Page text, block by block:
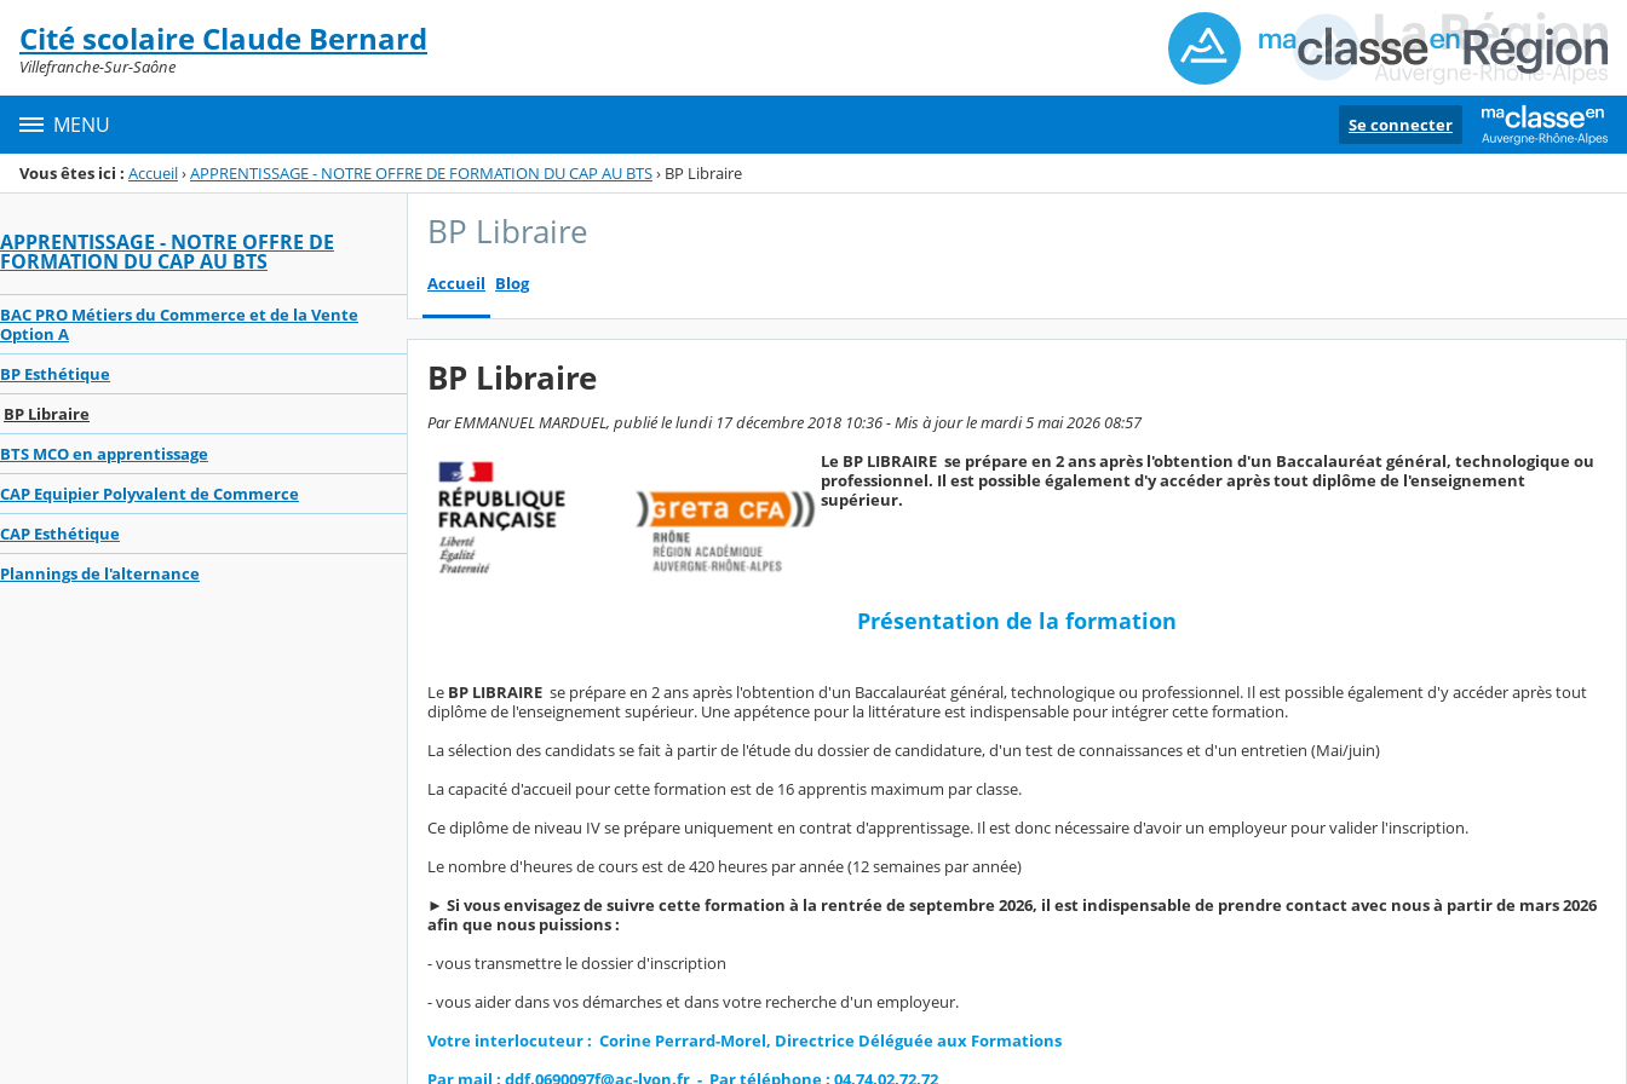
Menu de la rubrique
Contenu
Cité scolaire Claude Bernard
Villefranche-Sur-Saône
MENU Se connecter
Vous êtes ici : Accueil›APPRENTISSAGE - NOTRE OFFRE DE FORMATION DU CAP AU BTS› BP Libraire
APPRENTISSAGE - NOTRE OFFRE DE
FORMATION DU CAP AU BTS
BAC PRO Métiers du Commerce et de la Vente
Option A
BP Esthétique
BP Libraire
BTS MCO en apprentissage
CAP Equipier Polyvalent de Commerce
CAP Esthétique
Plannings de l'alternance
BP Libraire
Accueil Blog
BP Libraire
Par EMMANUEL MARDUEL, publié le lundi 17 décembre 2018 10:36 - Mis à jour le mardi 5 mai 2026 08:57
Le BP LIBRAIRE se prépare en 2 ans après l'obtention d'un Baccalauréat général, technologique ou
professionnel. Il est possible également d'y accéder après tout diplôme de l'enseignement
supérieur.
Présentation de la formation
Le BP LIBRAIRE se prépare en 2 ans après l'obtention d'un Baccalauréat général, technologique ou professionnel. Il est possible également d'y accéder après tout
diplôme de l'enseignement supérieur. Une appétence pour la littérature est indispensable pour intégrer cette formation.
La sélection des candidats se fait à partir de l'étude du dossier de candidature, d'un test de connaissances et d'un entretien (Mai/juin)
La capacité d'accueil pour cette formation est de 16 apprentis maximum par classe.
Ce diplôme de niveau IV se prépare uniquement en contrat d'apprentissage. Il est donc nécessaire d'avoir un employeur pour valider l'inscription.
Le nombre d'heures de cours est de 420 heures par année (12 semaines par année)
► Si vous envisagez de suivre cette formation à la rentrée de septembre 2026, il est indispensable de prendre contact avec nous à partir de mars 2026
afin que nous puissions :
- vous transmettre le dossier d'inscription
- vous aider dans vos démarches et dans votre recherche d'un employeur.
Votre interlocuteur : Corine Perrard-Morel, Directrice Déléguée aux Formations
Par mail : ddf.0690097f@ac-lyon.fr - Par téléphone : 04.74.02.72.72